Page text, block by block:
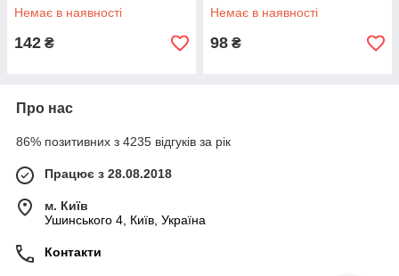
Немає в наявності
142 ₴
Немає в наявності
98 ₴
Про нас
86% позитивних з 4235 відгуків за рік
Працює з 28.08.2018
м. Київ
Ушинського 4, Київ, Україна
Контакти